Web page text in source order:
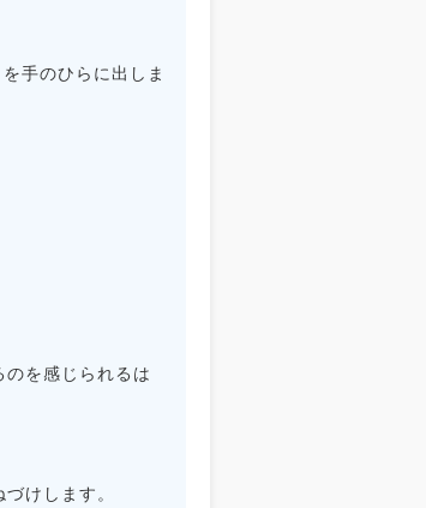
手のひらに出しま
を感じられるは
けします。